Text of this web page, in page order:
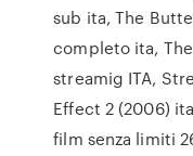
sub ita, The
completo ita,
streamig ITA,
Effect 2 (2006)
film senza limiti